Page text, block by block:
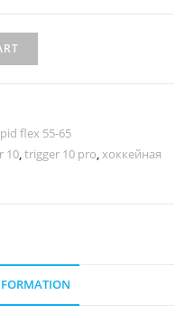
flex 55-65
10,trigger 10 pro,хоккейная